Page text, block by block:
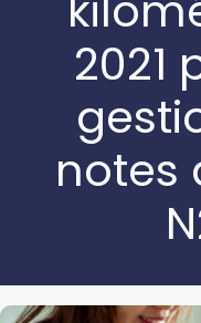
2021
notes